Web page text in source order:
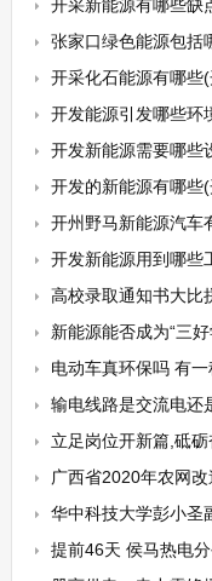
开采新能源有哪些缺
张家口绿色能源包括
开采化石能源有哪些
开发能源引发哪些环
开发新能源需要哪些
开发的新能源有哪些
开州野马新能源汽车
开发新能源用到哪些
高校录取通知书大比
新能源能否成为“三好
电动车真环保吗 有一种
输电线路是交流电还是
立足岗位开新篇,砥砺奋
广西省2020年农网改
华中科技大学彭小圣副
提前46天 侯马热电